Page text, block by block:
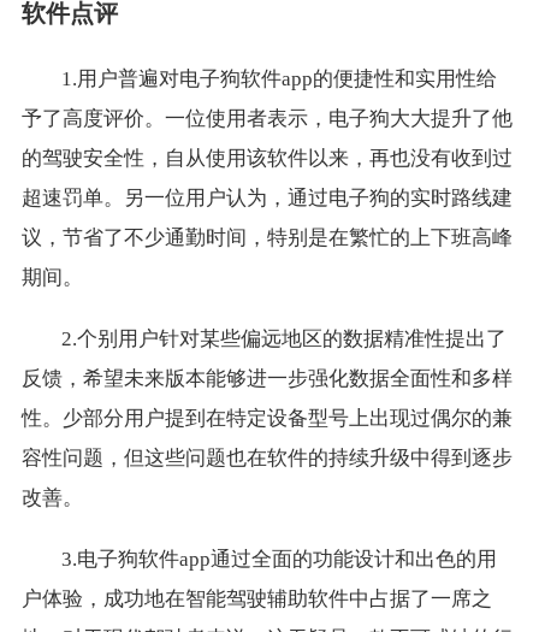
软件点评
1.用户普遍对电子狗软件app的便捷性和实用性给
予了高度评价。一位使用者表示，电子狗大大提升了他
的驾驶安全性，自从使用该软件以来，再也没有收到过
超速罚单。另一位用户认为，通过电子狗的实时路线建
议，节省了不少通勤时间，特别是在繁忙的上下班高峰
期间。
2.个别用户针对某些偏远地区的数据精准性提出了
反馈，希望未来版本能够进一步强化数据全面性和多样
性。少部分用户提到在特定设备型号上出现过偶尔的兼
容性问题，但这些问题也在软件的持续升级中得到逐步
改善。
3.电子狗软件app通过全面的功能设计和出色的用
户体验，成功地在智能驾驶辅助软件中占据了一席之